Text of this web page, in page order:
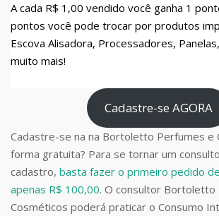
A cada R$ 1,00 vendido você ganha 1
pontos você pode trocar por produtos
Escova Alisadora, Processadores,
muito mais!
Cadastre-se AGORA
Cadastre-se na na Bortoletto Perfumes e
forma gratuita? Para se tornar um
cadastro, basta fazer o primeiro pedido
apenas R$ 100,00. O consultor Bortoletto
Cosméticos poderá praticar o Consumo